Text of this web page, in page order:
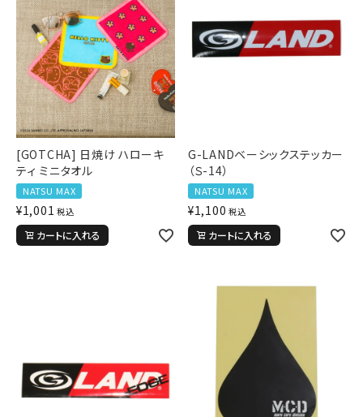
[GOTCHA] 日焼け ハローキ
ティ ミニタオル
NATSU MAX
¥1,001 税込
カートに入れる
G-LANDベーシックステッカー
（Ｓ-14）
NATSU MAX
¥1,100 税込
カートに入れる